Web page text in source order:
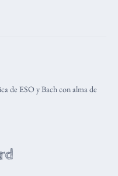
de ESO y Bach con alma de